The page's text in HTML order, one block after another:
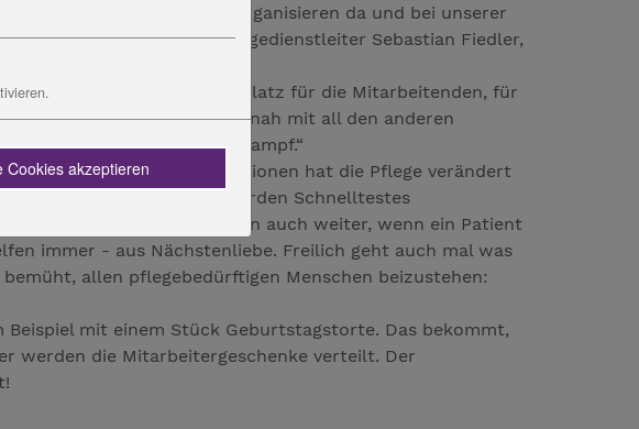
gut machen, ich bin fürs Organisieren da und bei unserer
allem durch unseren Pflegedienstleiter Sebastian Fiedler,
sie auf.
April 2019. Denn dort ist Platz für die Mitarbeitenden, für
zum Sophienhaus toll, so nah mit all den anderen
Stellplatz wurden zum Krampf.“
Angst vor Corona-Infektionen hat die Pflege verändert
regelmäßig werden Schnelltestes
fällt schwerer. Wir pflegen auch weiter, wenn ein Patient
immer - aus Nächstenliebe. Freilich geht auch mal was
allen pflegebedürftigen Menschen beizustehen:
mit einem Stück Geburtstagstorte. Das bekommt,
werden die Mitarbeitergeschenke verteilt. Der
Cookies akzeptieren